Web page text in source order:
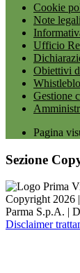
Cookie
Note legali
Ufficio
Obiettivi
Gestione
Pagina
Sezione
Copyright 2026
Parma S.p.A. |
Disclaimer